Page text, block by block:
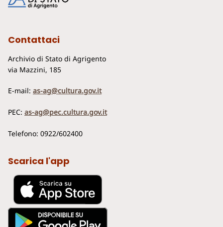
Contattaci
Archivio di Stato di Agrigento
via Mazzini, 185
E-mail: as-ag@cultura.gov.it
PEC: as-ag@pec.cultura.gov.it
Telefono: 0922/602400
Scarica l'app